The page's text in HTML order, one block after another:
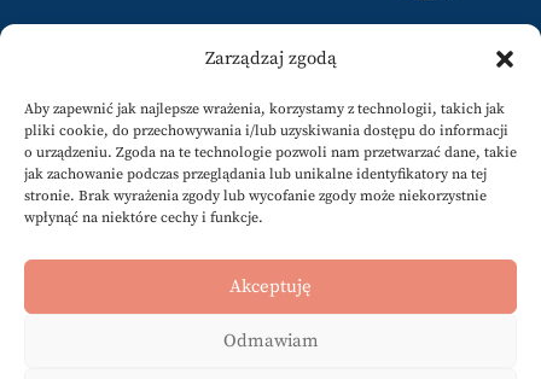
Zarządzaj zgodą
Aby zapewnić jak najlepsze wrażenia, korzystamy z technologii, takich jak
pliki cookie, do przechowywania i/lub uzyskiwania dostępu do informacji
o urządzeniu. Zgoda na te technologie pozwoli nam przetwarzać dane, takie
jak zachowanie podczas przeglądania lub unikalne identyfikatory na tej
stronie. Brak wyrażenia zgody lub wycofanie zgody może niekorzystnie
wpłynąć na niektóre cechy i funkcje.
Akceptuję
Odmawiam
justyna@karamuz.pl
+34 617808858
Newsletter
@karamuzpl